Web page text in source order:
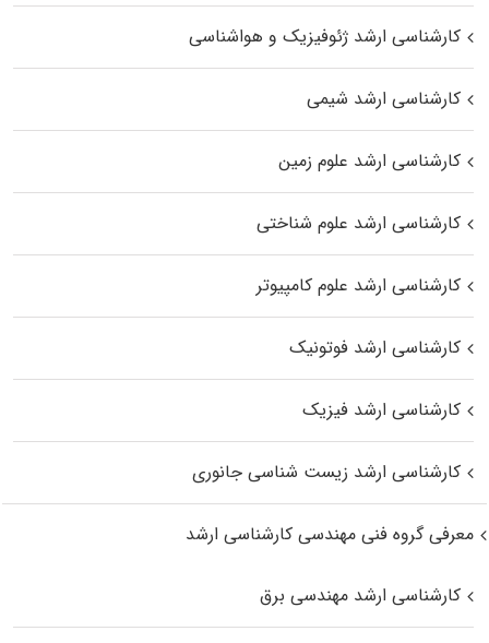
کارشناسی ارشد ژئوفیزیک و هواشناسی
کارشناسی ارشد شیمی
کارشناسی ارشد علوم زمین
کارشناسی ارشد علوم شناختی
کارشناسی ارشد علوم کامپیوتر
کارشناسی ارشد فوتونیک
کارشناسی ارشد فیزیک
کارشناسی ارشد زیست‌ شناسی جانوری
معرفی گروه فنی مهندسی کارشناسی ارشد
کارشناسی ارشد مهندسی برق